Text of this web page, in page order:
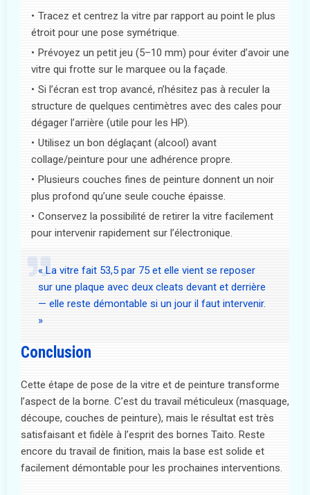
Tracez et centrez la vitre par rapport au point le plus
étroit pour une pose symétrique.
Prévoyez un petit jeu (5–10 mm) pour éviter d’avoir une
vitre qui frotte sur le marquee ou la façade.
Si l’écran est trop avancé, n’hésitez pas à reculer la
structure de quelques centimètres avec des cales pour
dégager l’arrière (utile pour les HP).
Utilisez un bon déglaçant (alcool) avant
collage/peinture pour une adhérence propre.
Plusieurs couches fines de peinture donnent un noir
plus profond qu’une seule couche épaisse.
Conservez la possibilité de retirer la vitre facilement
pour intervenir rapidement sur l’électronique.
« La vitre fait 53,5 par 75 et elle vient se reposer
sur une plaque avec deux cleats devant et derrière
— elle reste démontable si un jour il faut intervenir.
»
Conclusion
Cette étape de pose de la vitre et de peinture transforme
l’aspect de la borne. C’est du travail méticuleux (masquage,
découpe, couches de peinture), mais le résultat est très
satisfaisant et fidèle à l’esprit des bornes Taito. Reste
encore du travail de finition, mais la base est solide et
facilement démontable pour les prochaines interventions.